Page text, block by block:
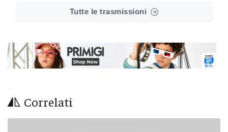
Tutte le trasmissioni
Correlati